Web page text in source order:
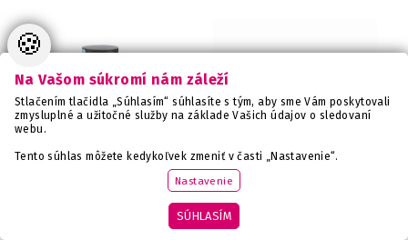
hviezdy strieborné 40cm
🍪
Na Vašom súkromí nám záleží
Stlačením tlačidla „Súhlasím“ súhlasíte s tým, aby sme Vám poskytovali
zmysluplné a užitočné služby na základe Vašich údajov o sledovaní
webu.
Tento súhlas môžete kedykoľvek zmeniť v časti „Nastavenie“.
Nastavenie
SÚHLASÍM